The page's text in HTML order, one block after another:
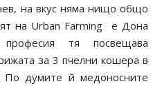
на вкус няма нищо общо
на Urban Farming е Дона
тя посвещава
за 3 пчелни кошера в
По думите й медоносните